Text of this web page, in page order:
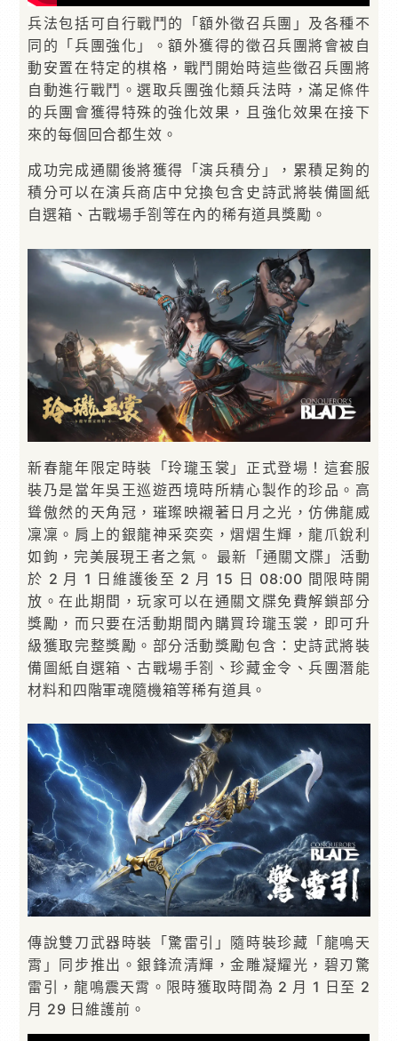
兵法包括可自行戰鬥的「額外徵召兵團」及各種不
同的「兵團強化」。額外獲得的徵召兵團將會被自
動安置在特定的棋格，戰鬥開始時這些徵召兵團將
自動進行戰鬥。選取兵團強化類兵法時，滿足條件
的兵團會獲得特殊的強化效果，且強化效果在接下
來的每個回合都生效。
成功完成通關後將獲得「演兵積分」，累積足夠的
積分可以在演兵商店中兌換包含史詩武將裝備圖紙
自選箱、古戰場手劄等在內的稀有道具獎勵。
新春龍年限定時裝「玲瓏玉裳」正式登場！這套服
裝乃是當年吳王巡遊西境時所精心製作的珍品。高
聳傲然的天角冠，璀璨映襯著日月之光，仿佛龍威
凜凜。肩上的銀龍神采奕奕，熠熠生輝，龍爪銳利
如鉤，完美展現王者之氣。 最新「通關文牒」活動
於 2 月 1 日維護後至 2 月 15 日 08:00 間限時開
放。在此期間，玩家可以在通關文牒免費解鎖部分
獎勵，而只要在活動期間內購買玲瓏玉裳，即可升
級獲取完整獎勵。部分活動獎勵包含：史詩武將裝
備圖紙自選箱、古戰場手劄、珍藏金令、兵團潛能
材料和四階軍魂隨機箱等稀有道具。
傳說雙刀武器時裝「驚雷引」隨時裝珍藏「龍鳴天
霄」同步推出。銀鋒流清輝，金雕凝耀光，碧刃驚
雷引，龍鳴震天霄。限時獲取時間為 2 月 1 日至 2
月 29 日維護前。